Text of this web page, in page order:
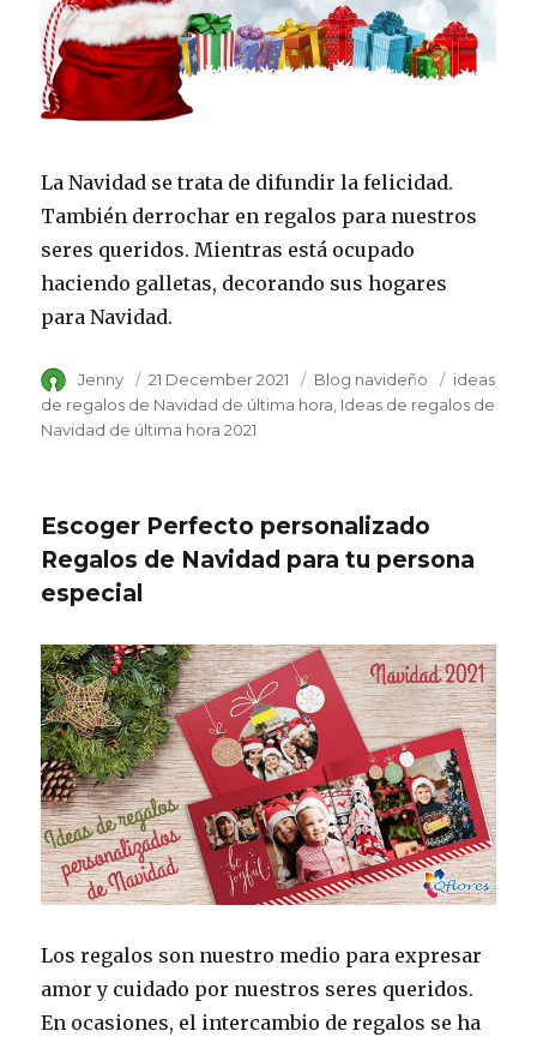
La Navidad se trata de difundir la felicidad.
También derrochar en regalos para nuestros
seres queridos. Mientras está ocupado
haciendo galletas, decorando sus hogares
para Navidad.
Author
Jenny
Posted
on
21 December 2021 Category
Blog navideño Tags
ideas
de regalos de Navidad de última hora Ideas de regalos de
Navidad de última hora 2021
Escoger Perfecto personalizado
Regalos de Navidad para tu persona
especial
Los regalos son nuestro medio para expresar
amor y cuidado por nuestros seres queridos.
En ocasiones, el intercambio de regalos se ha